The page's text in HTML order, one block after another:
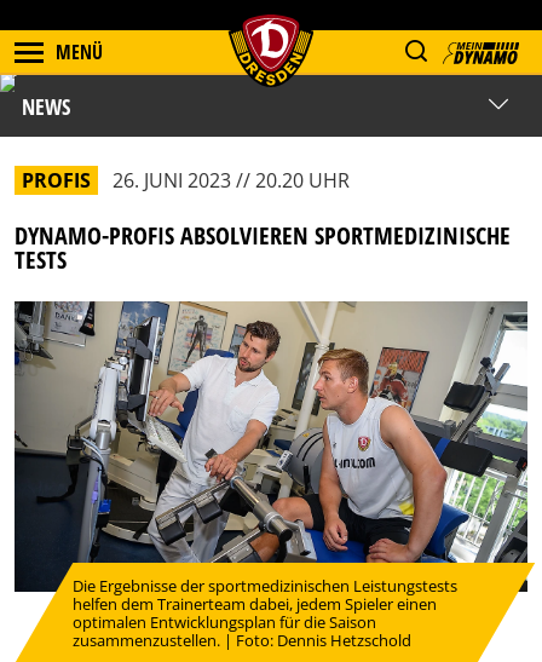
MENÜ
NEWS
PROFIS 26. JUNI 2023 // 20.20 UHR
DYNAMO-PROFIS ABSOLVIEREN SPORTMEDIZINISCHE
TESTS
Die Ergebnisse der sportmedizinischen Leistungstests
helfen dem Trainerteam dabei, jedem Spieler einen
optimalen Entwicklungsplan für die Saison
zusammenzustellen. | Foto: Dennis Hetzschold